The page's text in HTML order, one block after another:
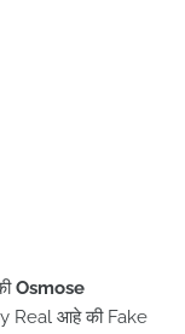
Osmose
Real आहे की Fake